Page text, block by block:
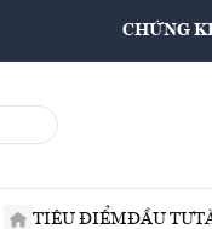
CHỨNG
TIÊU ĐIỂMĐẦU TƯ